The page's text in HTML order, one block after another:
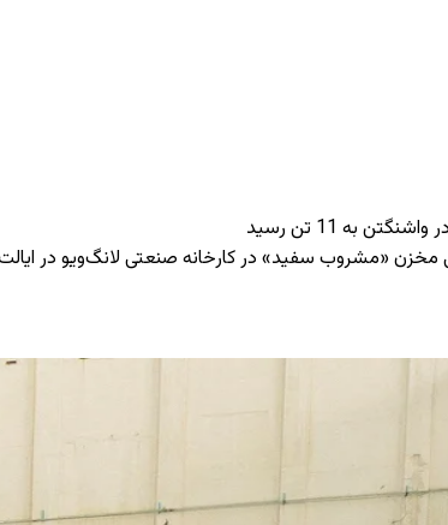
به 11 تن رسید
مخزن «مشروب سفید» در کارخانه صنعتی لانگ‌ویو در